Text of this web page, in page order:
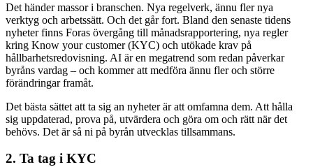
Det händer massor i branschen. Nya regelverk, ännu fler nya
verktyg och arbetssätt. Och det går fort. Bland den senaste tidens
nyheter finns Foras övergång till månadsrapportering, nya regler
kring Know your customer (KYC) och utökade krav på
hållbarhetsredovisning. AI är en megatrend som redan påverkar
byråns vardag – och kommer att medföra ännu fler och större
förändringar framåt.
Det bästa sättet att ta sig an nyheter är att omfamna dem. Att hålla
sig uppdaterad, prova på, utvärdera och göra om och rätt när det
behövs. Det är så ni på byrån utvecklas tillsammans.
2. Ta tag i KYC